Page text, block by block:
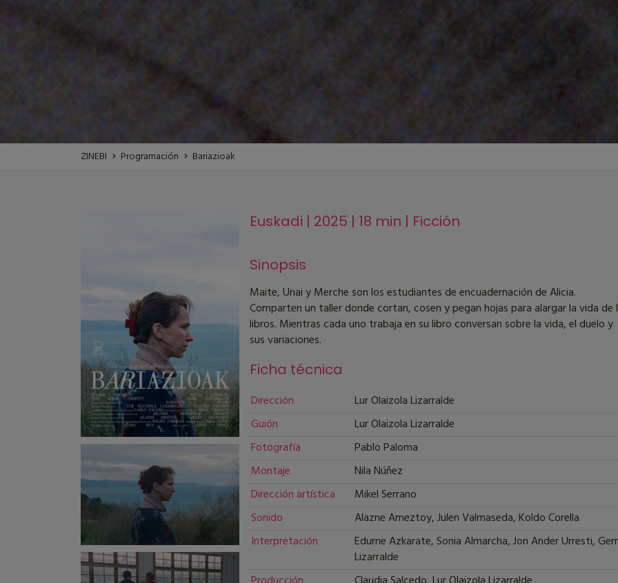
ZINEBI Programación Bariazioak
Euskadi | 2025 | 18 min | Ficción
Sinopsis
Maite, Unai y Merche son los estudiantes de encuadernación de Alicia.
Comparten un taller donde cortan, cosen y pegan hojas para alargar la vida de
libros. Mientras cada uno trabaja en su libro conversan sobre la vida, el duelo y
sus variaciones.
Ficha técnica
Dirección
Lur Olaizola Lizarralde
Guión
Lur Olaizola Lizarralde
Fotografía
Pablo Paloma
Montaje
Nila Núñez
Dirección artística
Mikel Serrano
Sonido
Alazne Ameztoy, Julen Valmaseda, Koldo Corella
Interpretación
Edurne Azkarate, Sonia Almarcha, Jon Ander Urresti,
Lizarralde